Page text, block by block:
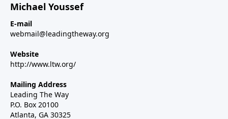
Michael Youssef
E-mail
webmail@leadingtheway.org
Website
http://www.ltw.org/
Mailing Address
Leading The Way
P.O. Box 20100
Atlanta, GA 30325